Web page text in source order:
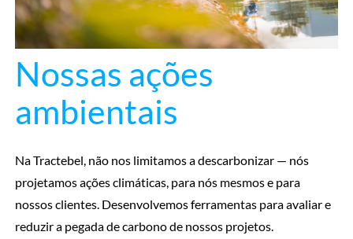
Nossas ações
ambientais
Na Tractebel, não nos limitamos a descarbonizar — nós
projetamos ações climáticas, para nós mesmos e para
nossos clientes. Desenvolvemos ferramentas para avaliar e
reduzir a pegada de carbono de nossos projetos.